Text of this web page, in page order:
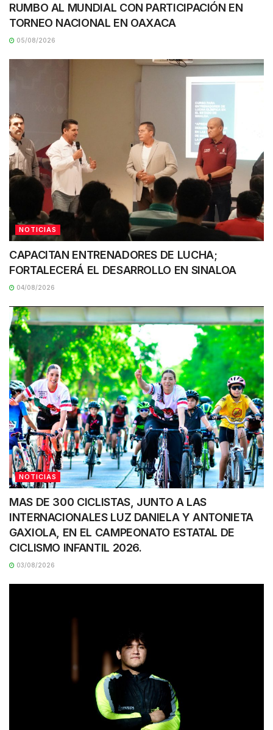
RUMBO AL MUNDIAL CON PARTICIPACIÓN EN
TORNEO NACIONAL EN OAXACA
05/08/2026
NOTICIAS
CAPACITAN ENTRENADORES DE LUCHA;
FORTALECERÁ EL DESARROLLO EN SINALOA
04/08/2026
NOTICIAS
MAS DE 300 CICLISTAS, JUNTO A LAS
INTERNACIONALES LUZ DANIELA Y ANTONIETA
GAXIOLA, EN EL CAMPEONATO ESTATAL DE
CICLISMO INFANTIL 2026.
03/08/2026